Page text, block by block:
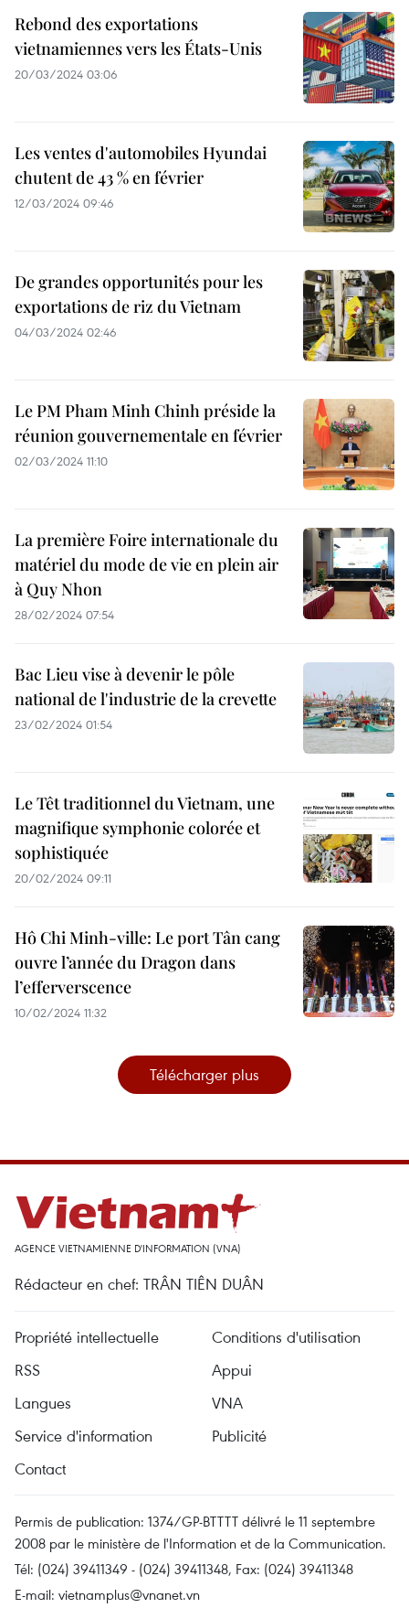
Rebond des exportations
vietnamiennes vers les États-Unis
20/03/2024 03:06
Les ventes d'automobiles Hyundai
chutent de 43 % en février
12/03/2024 09:46
De grandes opportunités pour les
exportations de riz du Vietnam
04/03/2024 02:46
Le PM Pham Minh Chinh préside la
réunion gouvernementale en février
02/03/2024 11:10
La première Foire internationale du
matériel du mode de vie en plein air
à Quy Nhon
28/02/2024 07:54
Bac Lieu vise à devenir le pôle
national de l'industrie de la crevette
23/02/2024 01:54
Le Têt traditionnel du Vietnam, une
magnifique symphonie colorée et
sophistiquée
20/02/2024 09:11
Hô Chi Minh-ville: Le port Tân cang
ouvre l’année du Dragon dans
l’efferverscence
10/02/2024 11:32
Télécharger plus
AGENCE VIETNAMIENNE D'INFORMATION (VNA)
Rédacteur en chef: TRÂN TIÊN DUÂN
Propriété intellectuelle
Conditions d'utilisation
RSS
Appui
Langues
VNA
Service d'information
Publicité
Contact
Permis de publication: 1374/GP-BTTTT délivré le 11 septembre
2008 par le ministère de l'Information et de la Communication.
Tél: (024) 39411349 - (024) 39411348, Fax: (024) 39411348
E-mail: vietnamplus@vnanet.vn